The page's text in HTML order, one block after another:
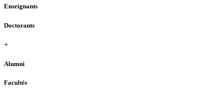
Enseignants
Doctorants
+
Alumni
Facultés